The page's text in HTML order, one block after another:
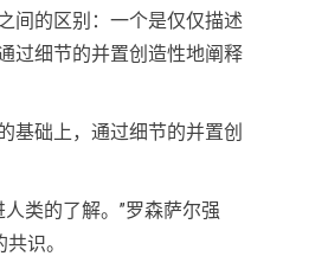
间的区别：一个是仅仅描述
过细节的并置创造性地阐释
基础上，通过细节的并置创
类的了解。”罗森萨尔强
识。